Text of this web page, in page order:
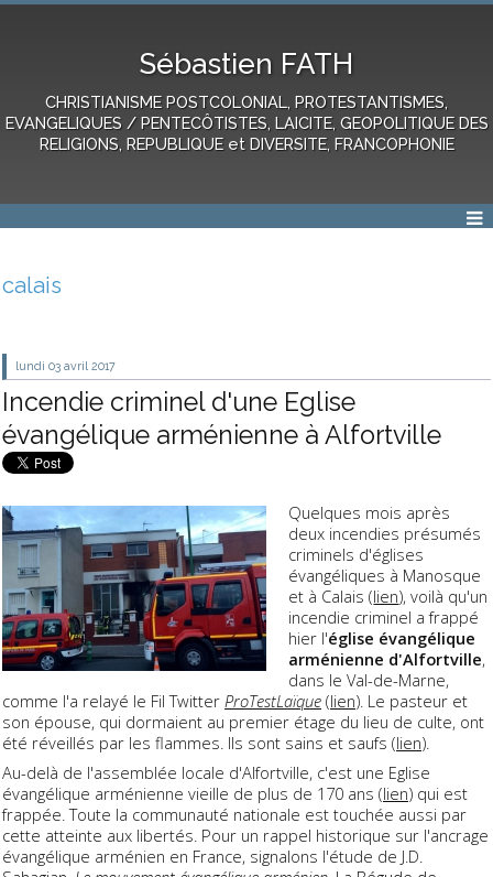
Sébastien FATH
CHRISTIANISME POSTCOLONIAL, PROTESTANTISMES,
EVANGELIQUES / PENTECÔTISTES, LAICITE, GEOPOLITIQUE DES
RELIGIONS, REPUBLIQUE et DIVERSITE, FRANCOPHONIE
calais
lundi 03 avril 2017
Incendie criminel d'une Eglise
évangélique arménienne à Alfortville
Quelques mois après
deux incendies présumés
criminels d'églises
évangéliques à Manosque
et à Calais (lien), voilà qu'un
incendie criminel a frappé
hier l'église évangélique
arménienne d'Alfortville,
dans le Val-de-Marne,
comme l'a relayé le Fil Twitter ProTestLaïque (lien). Le pasteur et
son épouse, qui dormaient au premier étage du lieu de culte, ont
été réveillés par les flammes. Ils sont sains et saufs (lien).
Au-delà de l'assemblée locale d'Alfortville, c'est une Eglise
évangélique arménienne vieille de plus de 170 ans (lien) qui est
frappée. Toute la communauté nationale est touchée aussi par
cette atteinte aux libertés. Pour un rappel historique sur l'ancrage
évangélique arménien en France, signalons l'étude de J.D.